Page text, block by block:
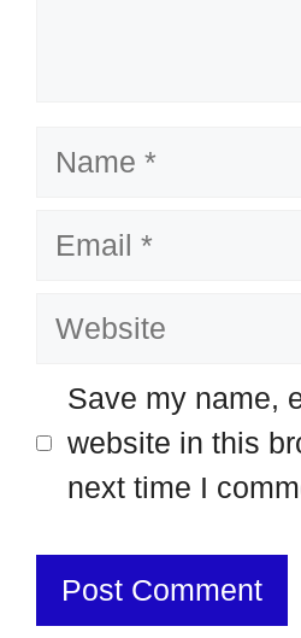
Name
Email
Website
Save my name,
website in this
next time I